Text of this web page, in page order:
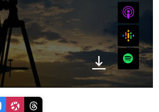
Google
Spotify